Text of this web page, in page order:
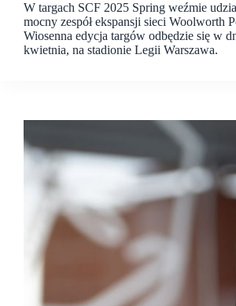
W targach SCF 2025 Spring weźmie
mocny zespół ekspansji sieci Woolworth
Wiosenna edycja targów odbędzie się w
kwietnia, na stadionie Legii Warszawa.